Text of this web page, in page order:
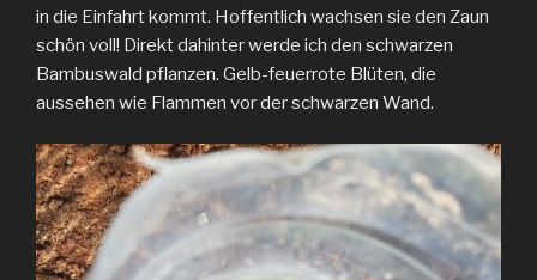
in die Einfahrt kommt. Hoffentlich wachsen sie den Zaun
schön voll! Direkt dahinter werde ich den schwarzen
Bambuswald pflanzen. Gelb-feuerrote Blüten, die
aussehen wie Flammen vor der schwarzen Wand.